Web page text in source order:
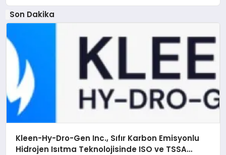
Son Dakika
Kleen-Hy-Dro-Gen Inc., Sıfır Karbon Emisyonlu
Hidrojen Isıtma Teknolojisinde ISO ve TSSA